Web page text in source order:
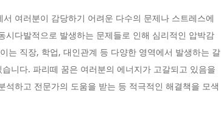
여러분이 감당하기 어려운 다수의 문제나 스트레스에
시다발적으로 발생하는 문제들로 인해 심리적인 압박감
는 직장, 학업, 대인관계 등 다양한 영역에서 발생하는 갈
니다. 파리떼 꿈은 여러분의 에너지가 고갈되고 있음을
석하고 전문가의 도움을 받는 등 적극적인 해결책을 모색